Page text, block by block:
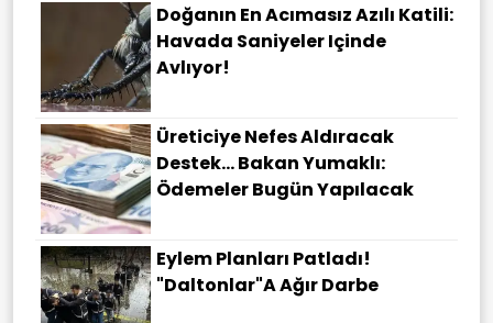
Doğanın En Acımasız Azılı Katili:
Havada Saniyeler Içinde
Avlıyor!
Üreticiye Nefes Aldıracak
Destek... Bakan Yumaklı:
Ödemeler Bugün Yapılacak
Eylem Planları Patladı!
"Daltonlar"a Ağır Darbe